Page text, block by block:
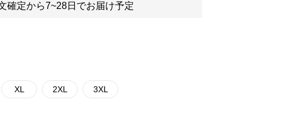
確定から7~28日でお届け予定
XL 2XL 3XL